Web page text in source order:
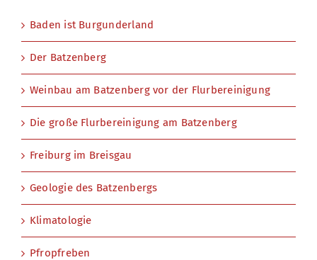
Baden ist Burgunderland
Der Batzenberg
Weinbau am Batzenberg vor der Flurbereinigung
Die große Flurbereinigung am Batzenberg
Freiburg im Breisgau
Geologie des Batzenbergs
Klimatologie
Pfropfreben